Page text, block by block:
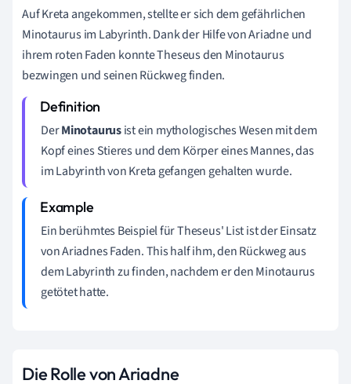
Auf Kreta angekommen, stellte er sich dem gefährlichen
Minotaurus im Labyrinth. Dank der Hilfe von Ariadne und
ihrem roten Faden konnte Theseus den Minotaurus
bezwingen und seinen Rückweg finden.
DerMinotaurusist ein mythologisches Wesen mit dem
Kopf eines Stieres und dem Körper eines Mannes, das
im Labyrinth von Kreta gefangen gehalten wurde.
Ein berühmtes Beispiel für Theseus' List ist der Einsatz
von Ariadnes Faden. This half ihm, den Rückweg aus
dem Labyrinth zu finden, nachdem er den Minotaurus
getötet hatte.
Die Rolle von Ariadne